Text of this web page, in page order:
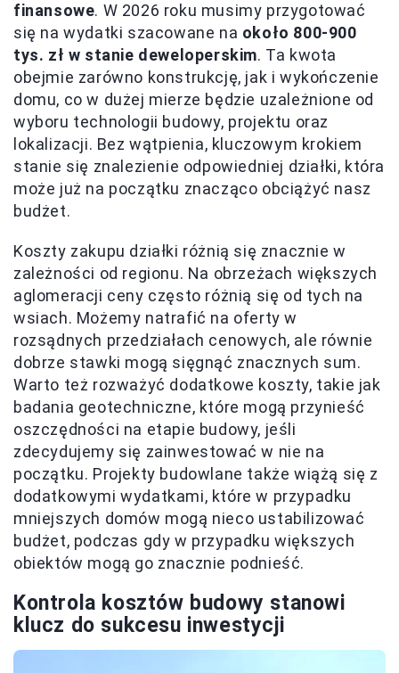
finansowe. W 2026 roku musimy przygotować
się na wydatki szacowane na około 800-900
tys. zł w stanie deweloperskim. Ta kwota
obejmie zarówno konstrukcję, jak i wykończenie
domu, co w dużej mierze będzie uzależnione od
wyboru technologii budowy, projektu oraz
lokalizacji. Bez wątpienia, kluczowym krokiem
stanie się znalezienie odpowiedniej działki, która
może już na początku znacząco obciążyć nasz
budżet.
Koszty zakupu działki różnią się znacznie w
zależności od regionu. Na obrzeżach większych
aglomeracji ceny często różnią się od tych na
wsiach. Możemy natrafić na oferty w
rozsądnych przedziałach cenowych, ale równie
dobrze stawki mogą sięgnąć znacznych sum.
Warto też rozważyć dodatkowe koszty, takie jak
badania geotechniczne, które mogą przynieść
oszczędności na etapie budowy, jeśli
zdecydujemy się zainwestować w nie na
początku. Projekty budowlane także wiążą się z
dodatkowymi wydatkami, które w przypadku
mniejszych domów mogą nieco ustabilizować
budżet, podczas gdy w przypadku większych
obiektów mogą go znacznie podnieść.
Kontrola kosztów budowy stanowi
klucz do sukcesu inwestycji